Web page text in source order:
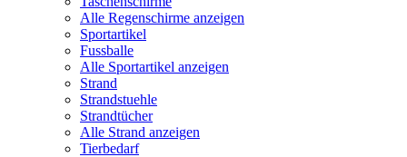
Alle Regenschirme anzeigen
Sportartikel
Fussballe
Alle Sportartikel anzeigen
Strand
Strandstuehle
Strandtücher
Alle Strand anzeigen
Tierbedarf